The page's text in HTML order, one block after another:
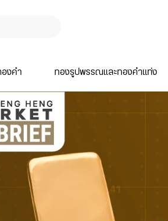
องคำ ทองรูปพรรณและทองคำแท่ง